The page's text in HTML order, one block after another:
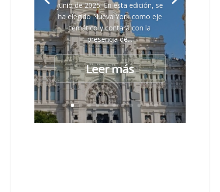
junio de 2025. En esta edición, se
ha elegido Nueva York como eje
temático y contará con la
presencia de...
Leer más